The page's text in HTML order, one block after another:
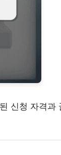
신청 자격과